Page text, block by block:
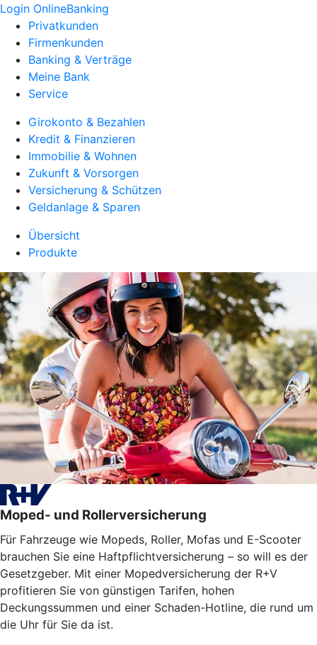
Login OnlineBanking
Privatkunden
Firmenkunden
Banking & Verträge
Meine Bank
Service
Girokonto & Bezahlen
Kredit & Finanzieren
Immobilie & Wohnen
Zukunft & Vorsorgen
Versicherung & Schützen
Geldanlage & Sparen
Übersicht
Produkte
Moped- und Rollerversicherung
Für Fahrzeuge wie Mopeds, Roller, Mofas und E-Scooter
brauchen Sie eine Haftpflichtversicherung – so will es der
Gesetzgeber. Mit einer Mopedversicherung der R+V
profitieren Sie von günstigen Tarifen, hohen
Deckungssummen und einer Schaden-Hotline, die rund um
die Uhr für Sie da ist.